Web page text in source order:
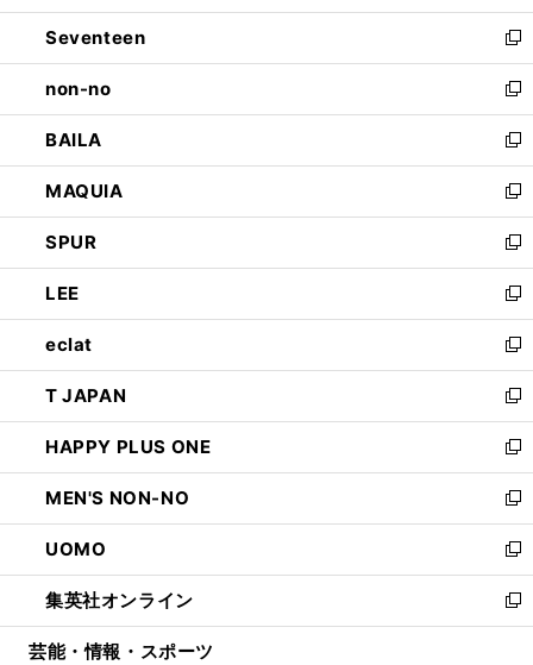
開
く
ウ
で
開
く
ン
ド
ウ
で
開
く
Seventeen
新
し
い
ウ
ィ
ン
ド
ウ
で
開
く
non-no
新
し
い
ウ
ィ
ン
ド
ウ
で
開
く
BAILA
新
し
い
ウ
ィ
ン
ド
ウ
で
開
く
MAQUIA
新
し
い
ウ
ィ
ン
ド
ウ
で
開
く
SPUR
新
し
い
ウ
ィ
ン
ド
ウ
で
開
く
LEE
新
し
い
ウ
ィ
ン
ド
ウ
で
開
く
eclat
新
し
い
ウ
ィ
ン
ド
ウ
で
開
く
T JAPAN
新
し
い
ウ
ィ
ン
ド
ウ
で
開
HAPPY PLUS ONE
新
し
い
ウ
ィ
ン
ド
ウ
MEN'S NON-NO
新
し
い
ウ
ィ
ン
UOMO
新
し
い
ウ
集英社オンライン
新
し
芸能・情報・スポーツ